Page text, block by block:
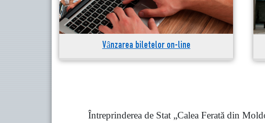
Vânzarea biletelor on-line
Întreprinderea de Stat „Calea Ferată din